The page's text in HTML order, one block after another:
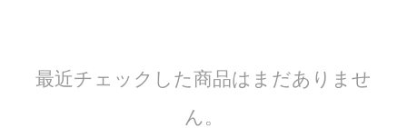
最近チェックした商品はまだありませ
ん。